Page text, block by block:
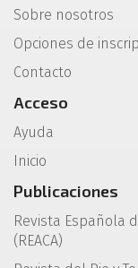
Sobre nosotros
Opciones de
Contacto
Acceso
Ayuda
Inicio
Publicaciones
Revista Española
(REACA)